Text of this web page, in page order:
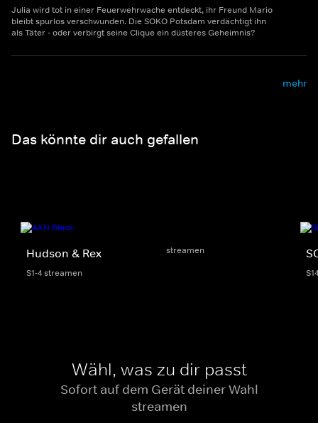
Julia wird tot in einer Feuerwehrwache entdeckt, ihr Freund Mario
bleibt spurlos verschwunden. Die SOKO Potsdam verdächtigt ihn
als Täter - oder verbirgt seine Clique ein düsteres Geheimnis?
mehr
Das könnte dir auch gefallen
Hudson & Rex
S1-4 streamen
streamen
Wähl, was zu dir passt
Sofort auf dem Gerät deiner Wahl
streamen